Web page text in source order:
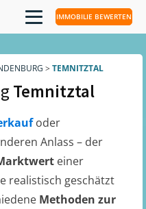
IMMOBILIE BEWERTEN
> TEMNITZTAL
Temnitztal
oder
Anlass – der
einer
realistisch geschätzt
Methoden zur